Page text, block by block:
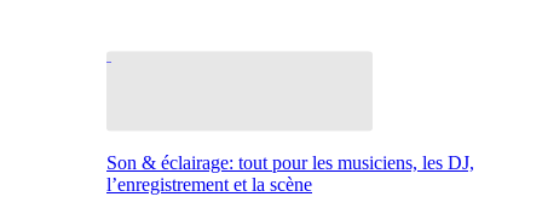
Son & éclairage: tout pour les musiciens, les DJ,
l’enregistrement et la scène